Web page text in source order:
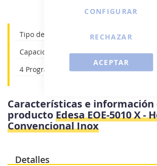
ACEPTAR
CONFIGURAR
RECHAZAR
Tipo de hornoindependiente
Capacidad:62 Litros
4 Programas de cocinado
Características e información
productoEdesa EOE-5010 X -
Convencional Inox
Detalles